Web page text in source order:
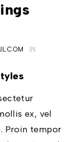
IN
ex, vel
Proin tempor